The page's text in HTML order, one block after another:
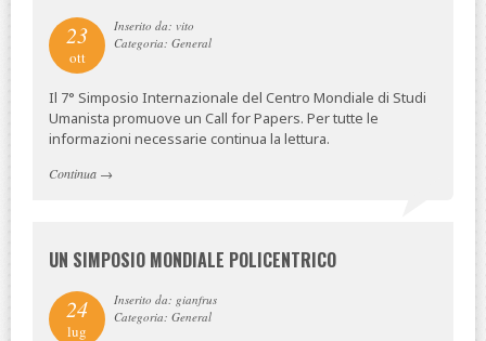
23
ott
Inserito da: vito
Categoria: General
Il 7° Simposio Internazionale del Centro Mondiale di Studi
Umanista promuove un Call for Papers. Per tutte le
informazioni necessarie continua la lettura.
Continua →
UN SIMPOSIO MONDIALE POLICENTRICO
24
lug
Inserito da: gianfrus
Categoria: General